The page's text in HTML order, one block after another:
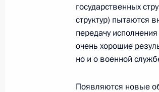
Рабочая встреча
в Южном
20 сентября 2010 года,
Поздравление
государственных
структур) пытаются
передачу
очень хорошие
но и о военной
Появляются новые